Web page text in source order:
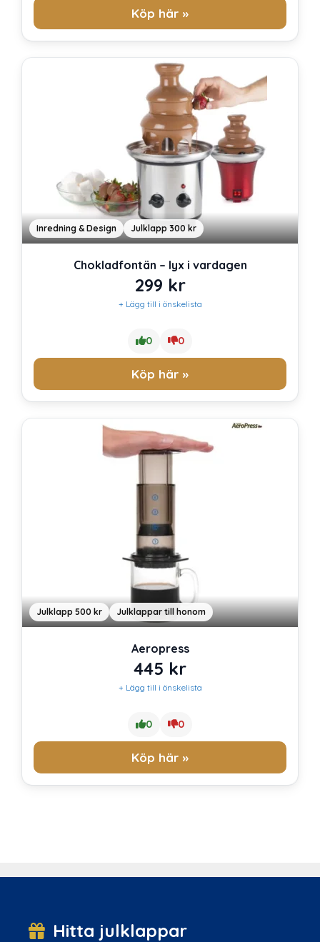
Köp här »
Inredning & Design Julklapp 300 kr
Chokladfontän – lyx i vardagen
299 kr
+ Lägg till i önskelista
0 0
Köp här »
Julklapp 500 kr Julklappar till honom
Aeropress
445 kr
+ Lägg till i önskelista
0 0
Köp här »
Hitta julklappar